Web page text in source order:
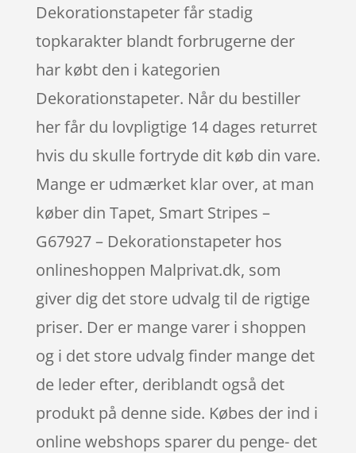
Dekorationstapeter får stadig
topkarakter blandt forbrugerne der
har købt den i kategorien
Dekorationstapeter. Når du bestiller
her får du lovpligtige 14 dages returret
hvis du skulle fortryde dit køb din vare.
Mange er udmærket klar over, at man
køber din Tapet, Smart Stripes –
G67927 – Dekorationstapeter hos
onlineshoppen Malprivat.dk, som
giver dig det store udvalg til de rigtige
priser. Der er mange varer i shoppen
og i det store udvalg finder mange det
de leder efter, deriblandt også det
produkt på denne side. Købes der ind i
online webshops sparer du penge- det